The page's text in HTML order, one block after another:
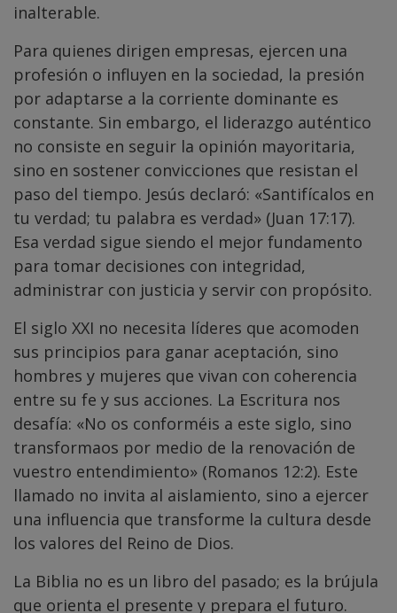
inalterable.
Para quienes dirigen empresas, ejercen una
profesión o influyen en la sociedad, la presión
por adaptarse a la corriente dominante es
constante. Sin embargo, el liderazgo auténtico
no consiste en seguir la opinión mayoritaria,
sino en sostener convicciones que resistan el
paso del tiempo. Jesús declaró: «Santifícalos en
tu verdad; tu palabra es verdad» (Juan 17:17).
Esa verdad sigue siendo el mejor fundamento
para tomar decisiones con integridad,
administrar con justicia y servir con propósito.
El siglo XXI no necesita líderes que acomoden
sus principios para ganar aceptación, sino
hombres y mujeres que vivan con coherencia
entre su fe y sus acciones. La Escritura nos
desafía: «No os conforméis a este siglo, sino
transformaos por medio de la renovación de
vuestro entendimiento» (Romanos 12:2). Este
llamado no invita al aislamiento, sino a ejercer
una influencia que transforme la cultura desde
los valores del Reino de Dios.
La Biblia no es un libro del pasado; es la brújula
que orienta el presente y prepara el futuro.